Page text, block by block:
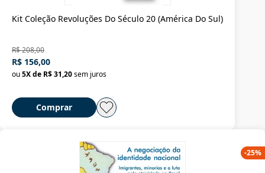
Kit Coleção Revoluções Do Século 20 (América Do Sul)
R$ 208,00
R$ 156,00
ou5X de R$ 31,20sem juros
Comprar
-25%